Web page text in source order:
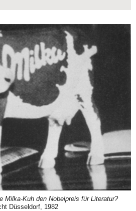
Milka-Kuh den Nobelpreis für Literatur?
Düsseldorf, 1982